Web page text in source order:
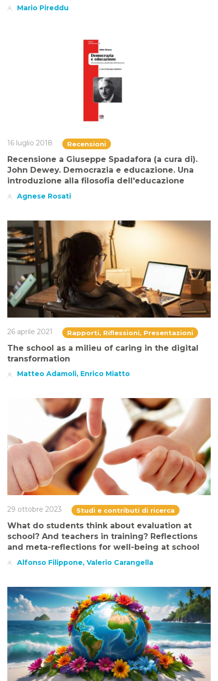
Mario Pireddu
16 luglio 2018 Recensioni
Recensione a Giuseppe Spadafora (a cura di).
John Dewey. Democrazia e educazione. Una
introduzione alla filosofia dell'educazione
Agnese Rosati
26 aprile 2021 Rapporti, Riflessioni, Presentazioni
The school as a milieu of caring in the digital
transformation
Matteo Adamoli, Enrico Miatto
29 ottobre 2023 Studi e contributi di ricerca
What do students think about evaluation at
school? And teachers in training? Reflections
and meta-reflections for well-being at school
Alfonso Filippone, Valerio Carangella